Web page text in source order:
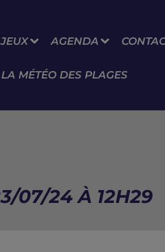
JEUX AGENDA
LA MÉTÉO DES PLAGES
07/24 À 12H29